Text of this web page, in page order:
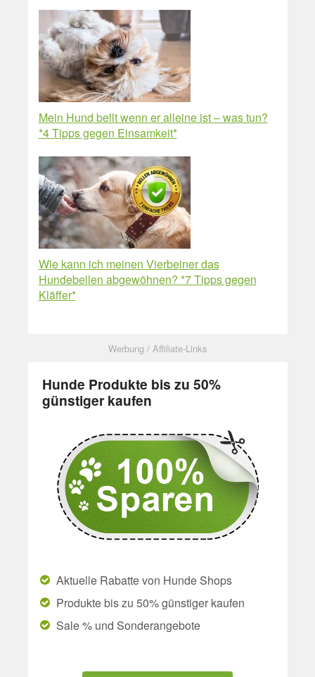
Mein Hund bellt wenn er alleine ist – was tun?
*4 Tipps gegen Einsamkeit*
Wie kann ich meinen Vierbeiner das
Hundebellen abgewöhnen? *7 Tipps gegen
Kläffer*
Hunde Produkte bis zu 50%
günstiger kaufen
Aktuelle Rabatte von Hunde Shops
Produkte bis zu 50% günstiger kaufen
Sale % und Sonderangebote